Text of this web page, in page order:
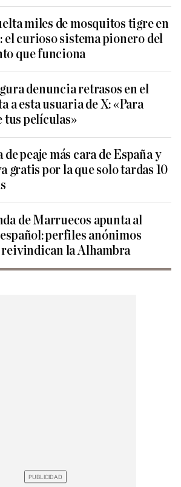
miles de mosquitos tigre en
el curioso sistema pionero del
que funciona
denuncia retrasos en el
a esta usuaria de X: «Para
tus películas»
peaje más cara de España y
gratis por la que solo tardas 10
de Marruecos apunta al
perfiles anónimos
la Alhambra